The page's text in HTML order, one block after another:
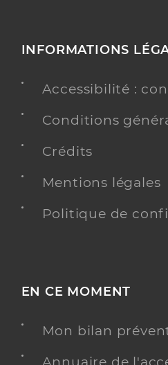
INFORMATIONS
Accessibilité :
Conditions
Crédits
Mentions légales
Politique de
EN CE MOMENT
Mon bilan
Annuaire de